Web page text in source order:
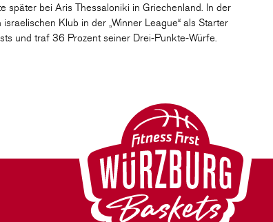
später bei Aris Thessaloniki in Griechenland. In der
Klub in der „Winner League“ als Starter
und traf 36 Prozent seiner Drei-Punkte-Würfe.